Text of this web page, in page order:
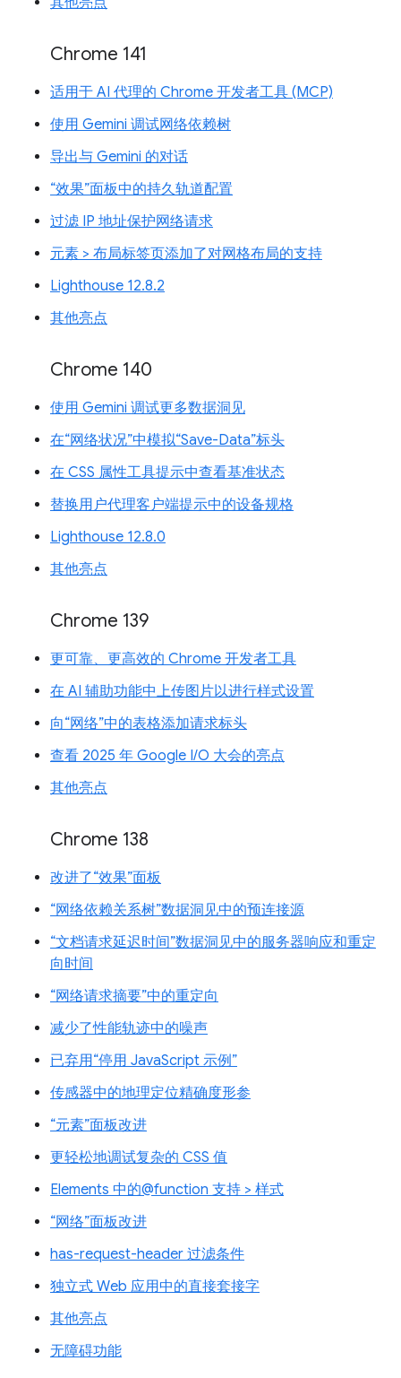
Chrome 141
适用于 AI 代理的 Chrome 开发者工具 (MCP)
使用 Gemini 调试网络依赖树
导出与 Gemini 的对话
“效果”面板中的持久轨道配置
过滤 IP 地址保护网络请求
元素 > 布局标签页添加了对网格布局的支持
Lighthouse 12.8.2
其他亮点
Chrome 140
使用 Gemini 调试更多数据洞见
在“网络状况”中模拟“Save-Data”标头
在 CSS 属性工具提示中查看基准状态
替换用户代理客户端提示中的设备规格
Lighthouse 12.8.0
其他亮点
Chrome 139
更可靠、更高效的 Chrome 开发者工具
在 AI 辅助功能中上传图片以进行样式设置
向“网络”中的表格添加请求标头
查看 2025 年 Google I/O 大会的亮点
其他亮点
Chrome 138
改进了“效果”面板
“网络依赖关系树”数据洞见中的预连接源
“文档请求延迟时间”数据洞见中的服务器响应和重定
向时间
“网络请求摘要”中的重定向
减少了性能轨迹中的噪声
已弃用“停用 JavaScript 示例”
传感器中的地理定位精确度形参
“元素”面板改进
更轻松地调试复杂的 CSS 值
Elements 中的@function 支持 > 样式
“网络”面板改进
has-request-header 过滤条件
独立式 Web 应用中的直接套接字
其他亮点
无障碍功能